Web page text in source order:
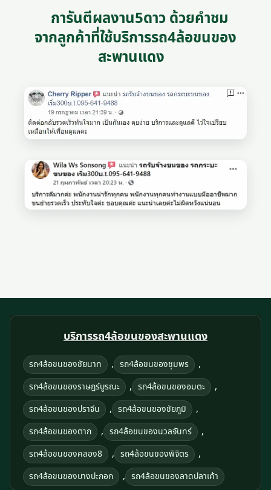
การันตีผลงาน5ดาว ด้วยคำชม
จากลูกค้าที่ใช้บริการรถ4ล้อขนของ
สะพานแดง
บริการรถ4ล้อขนของสะพานแดง
รถ4ล้อขนของชัยนาท , รถ4ล้อขนของชุมพร ,
รถ4ล้อขนของราษฎร์บูรณะ , รถ4ล้อขนของอมตะ ,
รถ4ล้อขนของปราจีน , รถ4ล้อขนของชัยภูมิ ,
รถ4ล้อขนของตาก , รถ4ล้อขนของนวลจันทร์ ,
รถ4ล้อขนของคลอง8 , รถ4ล้อขนของพิจิตร ,
รถ4ล้อขนของบางปะกอก , รถ4ล้อขนของลาดปลาเค้า